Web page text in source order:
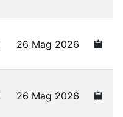
26 Mag 2026
26 Mag 2026